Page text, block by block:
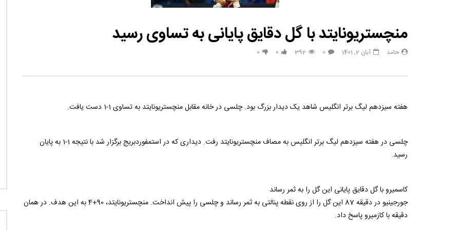
منچستریونایتد با گل دقایق پایانی به تساوی رسید
حامد آبان 2, 1401 0
392
0
0
هفته سیزدهم لیگ برتر انگلیس شاهد یک دیدار بزرگ بود. چلسی در خانه مقابل منچستریونایتد به تساوی 1-1 دست یافت.
چلسی در هفته سیزدهم لیگ برتر انگلیس به مصاف منچستریونایتد رفت. دیداری که در استمفوردبریج برگزار شد با نتیجه 1-1 به پایان
رسید.
کاسمیرو با گل دقایق پایانی این گل را به ثمر رساند
جورجینیو در دقیقه 87 این گل را از روی نقطه پنالتی به ثمر رساند و چلسی را پیش انداخت. منچستریونایتد، 90+4 به این هدف. در همان
دقیقه با کازمیرو پاسخ داد.